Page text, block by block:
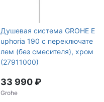
Душевая система GROHE E
uphoria 190 с переключате
лем (без смесителя), хром
(27911000)
33 990 ₽
Grohe